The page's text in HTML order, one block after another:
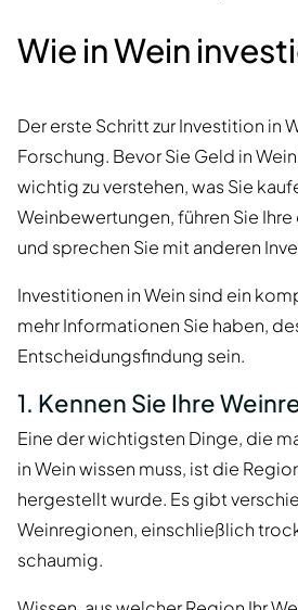
Wie in Wein
Der erste Schritt zur Investition in
Forschung. Bevor Sie Geld in
wichtig zu verstehen, was Sie
Weinbewertungen, führen Sie
und sprechen Sie mit anderen
Investitionen in Wein sind ein
mehr Informationen Sie haben,
Entscheidungsfindung sein.
1. Kennen Sie Ihre
Eine der wichtigsten Dinge, die
in Wein wissen muss, ist die
hergestellt wurde. Es gibt
Weinregionen, einschließlich
schaumig.